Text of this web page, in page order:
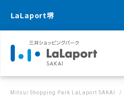
LaLaport堺
Mitsui Shopping Park LaLaport SAKAI